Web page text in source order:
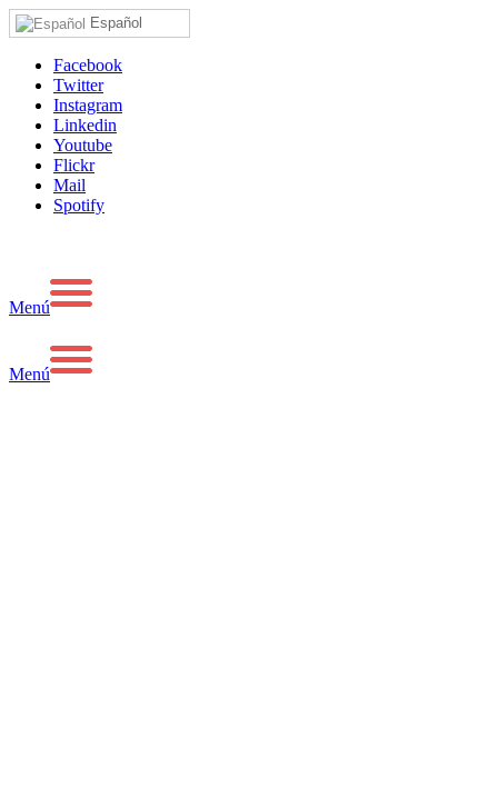
Español
Facebook
Twitter
Instagram
Linkedin
Youtube
Flickr
Mail
Spotify
Menú
Menú